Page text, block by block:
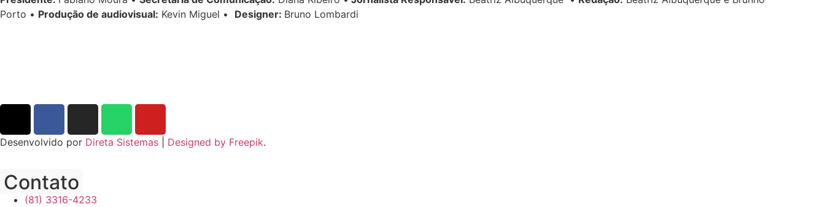
Porto • Produção de audiovisual: Kevin Miguel • Designer: Bruno Lombardi
Desenvolvido por Direta Sistemas Designed by Freepik.
Contato
(81) 3316-4233